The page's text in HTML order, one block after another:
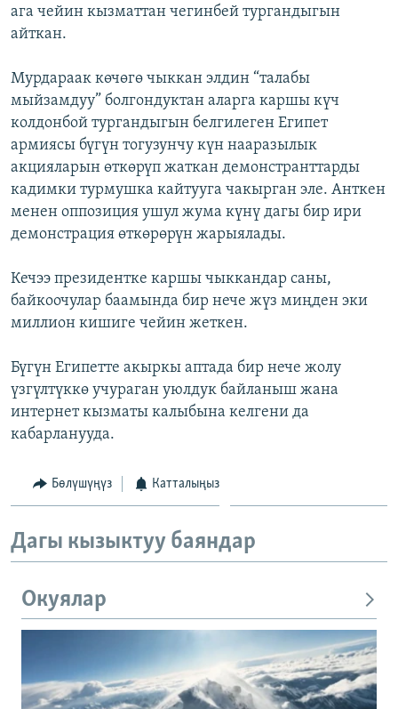
ага чейин кызматтан чегинбей тургандыгын
айткан.
Мурдараак көчөгө чыккан элдин “талабы
мыйзамдуу” болгондуктан аларга каршы күч
колдонбой тургандыгын белгилеген Египет
армиясы бүгүн тогузунчу күн нааразылык
акцияларын өткөрүп жаткан демонстранттарды
кадимки турмушка кайтууга чакырган эле. Анткен
менен оппозиция ушул жума күнү дагы бир ири
демонстрация өткөрөрүн жарыялады.
Кечээ президентке каршы чыккандар саны,
байкоочулар баамында бир нече жүз миңден эки
миллион кишиге чейин жеткен.
Бүгүн Египетте акыркы аптада бир нече жолу
үзгүлтүккө учураган уюлдук байланыш жана
интернет кызматы калыбына келгени да
кабарланууда.
Бөлүшүңүз Катталыңыз
Дагы кызыктуу баяндар
Окуялар